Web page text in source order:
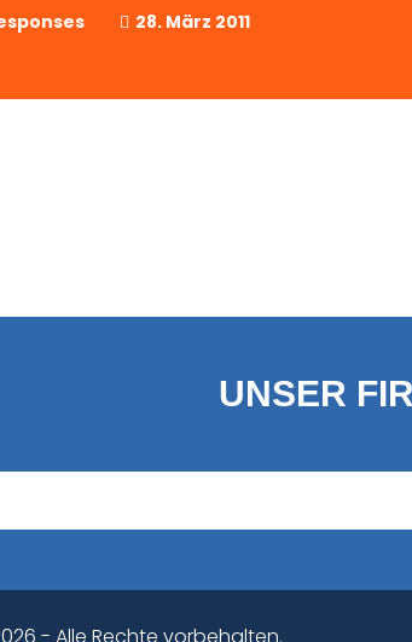
28. März 2011
UNSER